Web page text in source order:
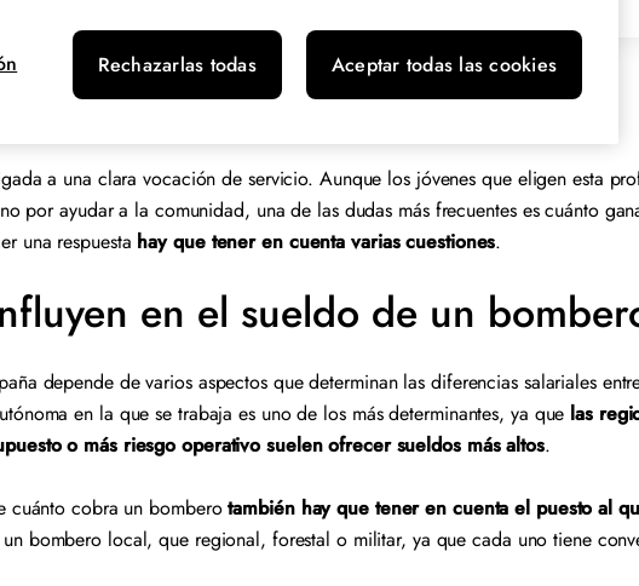
a una clara vocación de servicio. Aunque los jóvenes que eligen esta
por ayudar a la comunidad, una de las dudas más frecuentes es cuánto
una respuesta hay que tener en cuenta varias cuestiones.
en el sueldo de un
depende de varios aspectos que determinan las diferencias salariales
en la que se trabaja es uno de los más determinantes, ya que las
o más riesgo operativo suelen ofrecer sueldos más altos.
cuánto cobra un bomberotambién hay que tener en cuenta el puesto al
bombero local, que regional, forestal o militar, ya que cada uno tiene
Rechazarlas todas Aceptar todas las cookies